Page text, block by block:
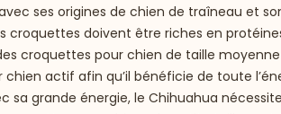
ses origines de chien de traîneau et
croquettes doivent être riches en
croquettes pour chien de taille
actif afin qu’il bénéficie de toute
sa grande énergie, le Chihuahua